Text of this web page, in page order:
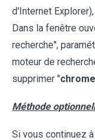
d'Internet
Dans la fenêtre
recherche'',
moteur de
supprimer "
Méthode
Si vous continuez